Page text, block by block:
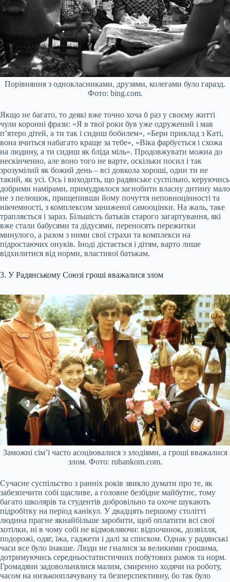
Порівняння з однокласниками, друзями, колегами було гаразд.
Фото: bing.com.
Якщо не багато, то деякі вже точно хоча б раз у своєму житті
чули коронні фрази: «Я в твої роки був уже одружений і мав
п’ятеро дітей, а ти так і сидиш бобилем», «Бери приклад з Каті,
вона вчиться набагато краще за тебе», «Віка фарбується і схожа
на людину, а ти сидиш як бліда міль». Продовжувати можна до
нескінченно, але воно того не варте, оскільки посил і так
зрозумілий як божий день – всі довкола хороші, один ти не
такий, як усі. Ось і виходить, що радянське суспільно, керуючись
добрими намірами, примудрялося загнобити власну дитину мало
не з пелюшок, прищепивши йому почуття неповноцінності та
нікчемності, з комплексом заниженої самооцінки. На жаль, таке
трапляється і зараз. Більшість батьків старого загартування, які
вже стали бабусями та дідусями, переносять пережитки
минулого, а разом з ними свої страхи та комплекси на
підростаючих онуків. Іноді дістається і дітям, варто лише
відхилитися від норми, властивої батькам.
3. У Радянському Союзі гроші вважалися злом
Заможні сім’ї часто асоціювалися з злодіями, а гроші вважалися
злом. Фото: rubankom.com.
Сучасне суспільство з ранніх років звикло думати про те, як
забезпечити собі щасливе, а головне безбідне майбутнє, тому
багато школярів та студентів добровільно та охоче шукають
підробітку на період канікул. У двадцять першому столітті
людина прагне якнайбільше заробити, щоб оплатити всі свої
хотілки, ні в чому собі не відмовляючи: відпочинок, дозвілля,
подорожі, одяг, їжа, гаджети і далі за списком. Однак у радянські
часи все було інакше. Люди не гналися за великими грошима,
дотримуючись середньостатистичних побутових рамок та норм.
Громадяни задовольнялися малим, смиренно ходячи на роботу,
часом на низькооплачувану та безперспективну, бо так було